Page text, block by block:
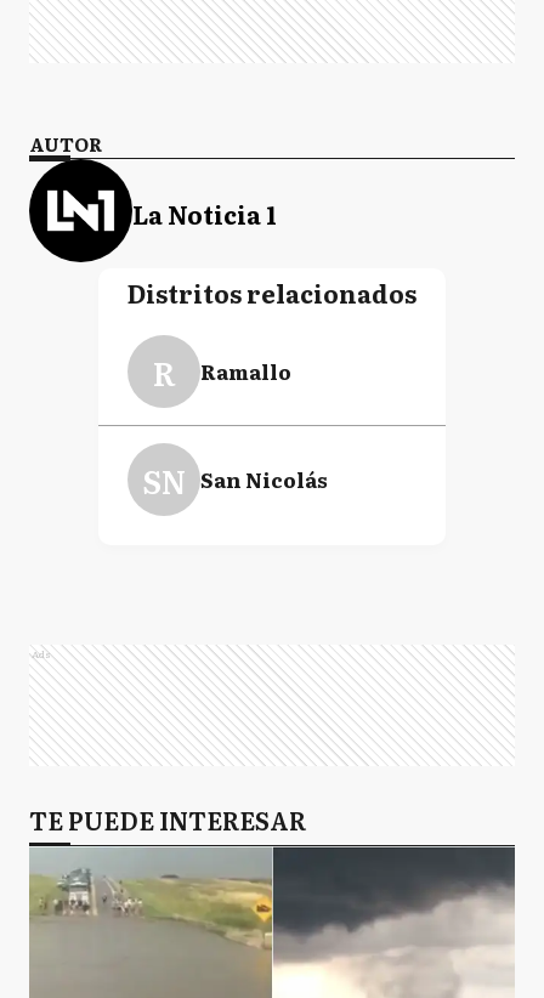
AUTOR
La Noticia 1
Distritos relacionados
R Ramallo
SN San Nicolás
Ads
TE PUEDE INTERESAR